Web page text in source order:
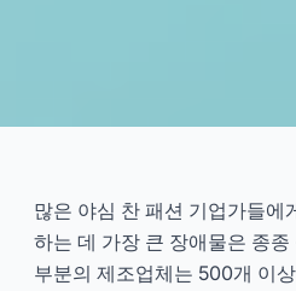
조업체: 맞춤
2024-11
많은 야심 찬 패션 기업가들에
하는 데 가장 큰 장애물은 종
부분의 제조업체는 500개 이